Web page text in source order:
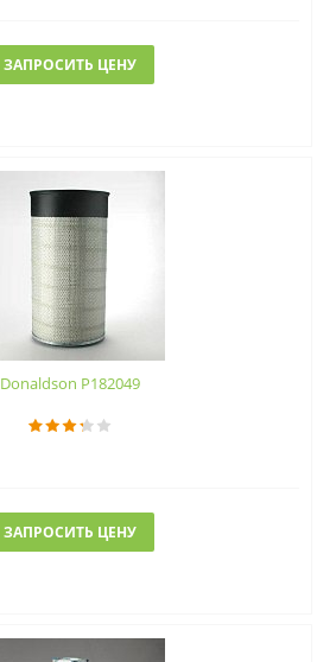
ЗАПРОСИТЬ ЦЕНУ
Donaldson P182049
ЗАПРОСИТЬ ЦЕНУ